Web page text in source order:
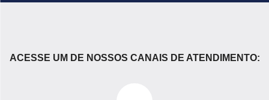
Acessórios para Veículos
ACESSE UM DE NOSSOS CANAIS DE ATENDIMENTO: